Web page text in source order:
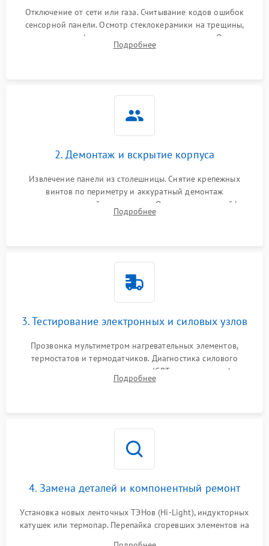
Отключение от сети или газа. Считывание кодов ошибок
сенсорной панели. Осмотр стеклокерамики на трещины,
проверка конфорок на равномерность нагрева. Опрос
клиента о симптомах (не включается, не видит посуду,
Подробнее
2. Демонтаж и вскрытие корпуса
Извлечение панели из столешницы. Снятие крепежных
винтов по периметру и аккуратный демонтаж
стеклокерамической поверхности. Отсоединение шлейфов
сенсорного блока для доступа к силовым платам, катушкам
Подробнее
3. Тестирование электронных и силовых узлов
Прозвонка мультиметром нагревательных элементов,
термостатов и термодатчиков. Диагностика силового
модуля, реле, диодных мостов и IGBT-транзисторов (для
индукции). Проверка кранов и газ-контроля (для газовых
Подробнее
4. Замена деталей и компонентный ремонт
Установка новых ленточных ТЭНов (Hi-Light), индукторных
катушек или термопар. Перепайка сгоревших элементов на